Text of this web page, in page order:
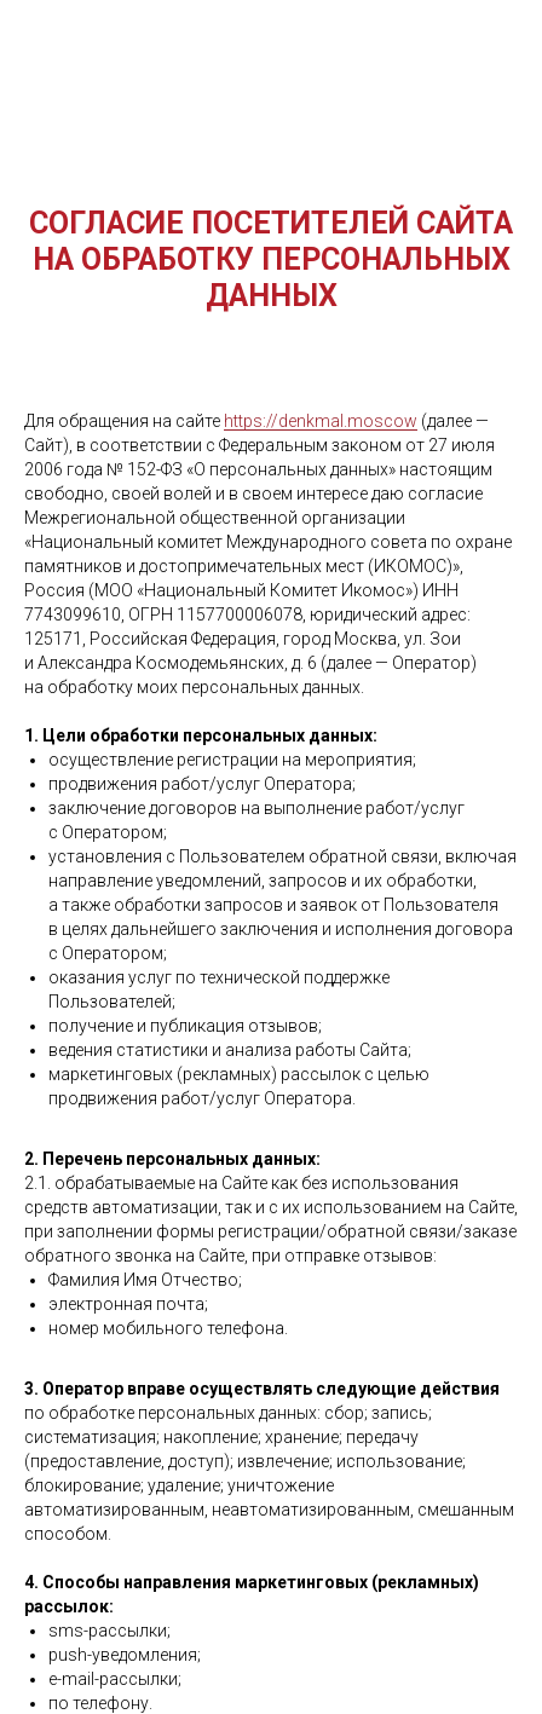
СОГЛАСИЕ ПОСЕТИТЕЛЕЙ САЙТА
НА ОБРАБОТКУ ПЕРСОНАЛЬНЫХ
ДАННЫХ
Для обращения на сайте https://denkmal.moscow (далее —
Сайт), в соответствии с Федеральным законом от 27 июля
2006 года № 152-ФЗ «О персональных данных» настоящим
свободно, своей волей и в своем интересе даю согласие
Межрегиональной общественной организации
«Национальный комитет Международного совета по охране
памятников и достопримечательных мест (ИКОМОС)»,
Россия (МОО «Национальный Комитет Икомос») ИНН
7743099610, ОГРН 1157700006078, юридический адрес:
125171, Российская Федерация, город Москва, ул. Зои
и Александра Космодемьянских, д. 6 (далее — Оператор)
на обработку моих персональных данных.
1. Цели обработки персональных данных:
осуществление регистрации на мероприятия;
продвижения работ/услуг Оператора;
заключение договоров на выполнение работ/услуг
с Оператором;
установления с Пользователем обратной связи, включая
направление уведомлений, запросов и их обработки,
а также обработки запросов и заявок от Пользователя
в целях дальнейшего заключения и исполнения договора
с Оператором;
оказания услуг по технической поддержке
Пользователей;
получение и публикация отзывов;
ведения статистики и анализа работы Сайта;
маркетинговых (рекламных) рассылок с целью
продвижения работ/услуг Оператора.
2. Перечень персональных данных:
2.1. обрабатываемые на Сайте как без использования
средств автоматизации, так и с их использованием на Сайте,
при заполнении формы регистрации/обратной связи/заказе
обратного звонка на Сайте, при отправке отзывов:
Фамилия Имя Отчество;
электронная почта;
номер мобильного телефона.
3. Оператор вправе осуществлять следующие действия
по обработке персональных данных: сбор; запись;
систематизация; накопление; хранение; передачу
(предоставление, доступ); извлечение; использование;
блокирование; удаление; уничтожение
автоматизированным, неавтоматизированным, смешанным
способом.
4. Способы направления маркетинговых (рекламных)
рассылок:
sms-рассылки;
push-уведомления;
e-mail-рассылки;
по телефону.